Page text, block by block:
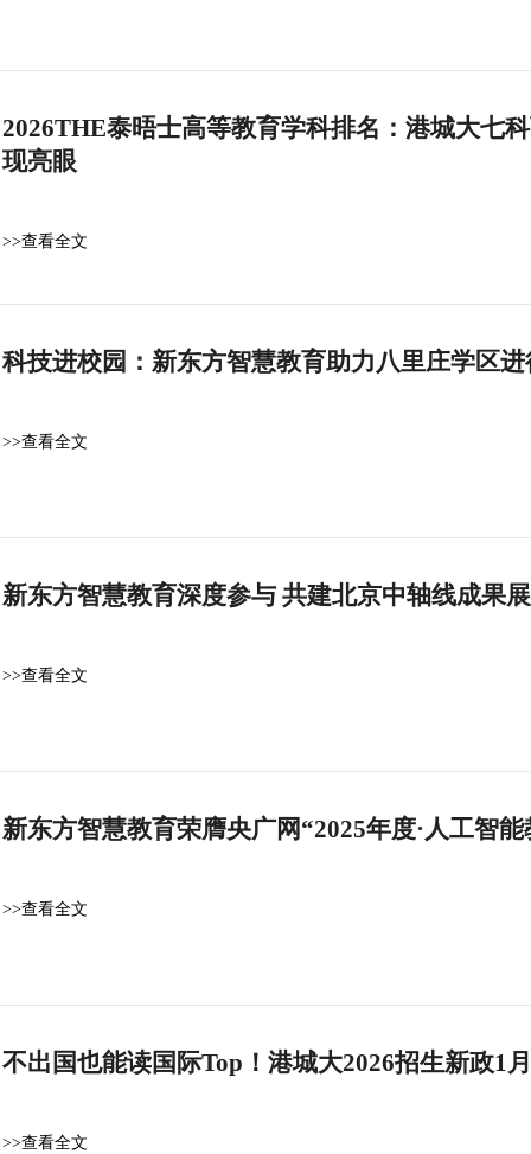
2026THE泰晤士高等教育学科排名：港城大七
现亮眼
>>查看全文
科技进校园：新东方智慧教育助力八里庄学区
>>查看全文
新东方智慧教育深度参与 共建北京中轴线成果
>>查看全文
新东方智慧教育荣膺央广网“2025年度·人工智
>>查看全文
不出国也能读国际Top！港城大2026招生新政1
>>查看全文